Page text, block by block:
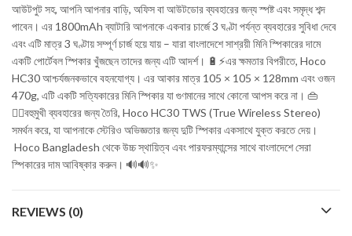
আউটপুট সহ, আপনি আপনার বাড়ি, অফিস বা আউটডোর ব্যবহারের জন্য স্পষ্ট এবং সমৃদ্ধ শব্দ
পাবেন। এর 1800mAh ব্যাটারি আপনাকে একবার চার্জে 3 ঘণ্টা পর্যন্ত ব্যবহারের সুবিধা দেবে
এবং এটি মাত্র 3 ঘণ্টায় সম্পূর্ণ চার্জ হয়ে যায় – যারা বাংলাদেশে সাশ্রয়ী মিনি স্পিকারের দামে
একটি পোর্টেবল স্পিকার খুঁজছেন তাদের জন্য এটি আদর্শ। 🔋⚡এর ক্ষমতার বিপরীতে, Hoco
HC30 আশ্চর্যজনকভাবে বহনযোগ্য। এর আকার মাত্র 105 × 105 × 128mm এবং ওজন
470g, এটি একটি সত্যিকারের মিনি স্পিকার যা গুণমানের সাথে কোনো আপস করে না। 👜
🚶‍♀️বহুমুখী ব্যবহারের জন্য তৈরি, Hoco HC30 TWS (True Wireless Stereo)
সমর্থন করে, যা আপনাকে স্টেরিও অভিজ্ঞতার জন্য দুটি স্পিকার একসাথে যুক্ত করতে দেয়।
Hoco Bangladesh থেকে উচ্চ স্থায়িত্ব এবং পারফরম্যান্সের সাথে বাংলাদেশে সেরা
স্পিকারের দাম আবিষ্কার করুন। 🔊🔊✨
REVIEWS (0)